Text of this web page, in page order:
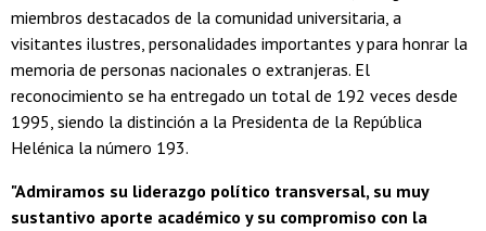
miembros destacados de la comunidad universitaria, a
visitantes ilustres, personalidades importantes y para honrar la
memoria de personas nacionales o extranjeras. El
reconocimiento se ha entregado un total de 192 veces desde
1995, siendo la distinción a la Presidenta de la República
Helénica la número 193.
"Admiramos su liderazgo político transversal, su muy
sustantivo aporte académico y su compromiso con la